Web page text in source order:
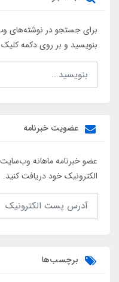
برای جستجو در نوشته‌های
بنویسید و بر روی دکمه کلیک
عضویت خبرنامه
عضو خبرنامه ماهانه
الکترونیک خود دریافت کنید.
برچسب‌ها